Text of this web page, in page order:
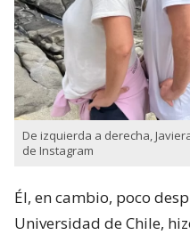
De izquierda a derecha,
de Instagram
Él, en cambio, poco
Universidad de Chile,